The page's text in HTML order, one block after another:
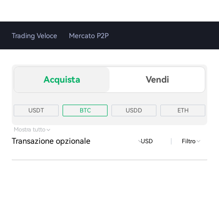
Trading Veloce Mercato P2P
Acquista Vendi
USDT BTC USDD ETH
TRX
Mostra tutto
Transazione opzionale USD | Filtro